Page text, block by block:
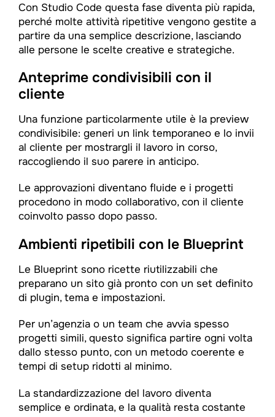
Con Studio Code questa fase diventa più rapida,
perché molte attività ripetitive vengono gestite a
partire da una semplice descrizione, lasciando
alle persone le scelte creative e strategiche.
Anteprime condivisibili con il
cliente
Una funzione particolarmente utile è la preview
condivisibile: generi un link temporaneo e lo invii
al cliente per mostrargli il lavoro in corso,
raccogliendo il suo parere in anticipo.
Le approvazioni diventano fluide e i progetti
procedono in modo collaborativo, con il cliente
coinvolto passo dopo passo.
Ambienti ripetibili con le Blueprint
Le Blueprint sono ricette riutilizzabili che
preparano un sito già pronto con un set definito
di plugin, tema e impostazioni.
Per un’agenzia o un team che avvia spesso
progetti simili, questo significa partire ogni volta
dallo stesso punto, con un metodo coerente e
tempi di setup ridotti al minimo.
La standardizzazione del lavoro diventa
semplice e ordinata, e la qualità resta costante